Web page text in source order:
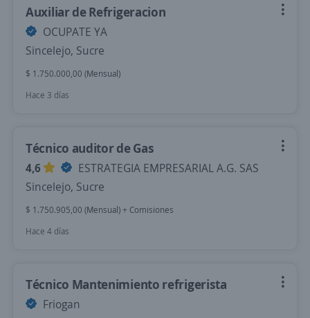
Auxiliar de Refrigeracion
OCUPATE YA
Sincelejo, Sucre
$ 1.750.000,00 (Mensual)
Hace 3 días
Técnico auditor de Gas
4,6
ESTRATEGIA EMPRESARIAL A.G. SAS
Sincelejo, Sucre
$ 1.750.905,00 (Mensual) + Comisiones
Hace 4 días
Técnico Mantenimiento refrigerista
Friogan